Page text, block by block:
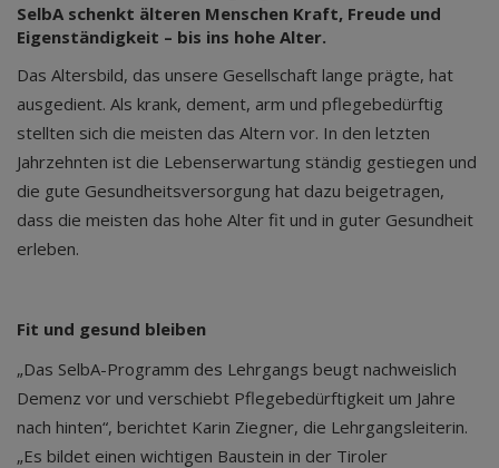
SelbA schenkt älteren Menschen Kraft, Freude und
Eigenständigkeit – bis ins hohe Alter.
Das Altersbild, das unsere Gesellschaft lange prägte, hat
ausgedient. Als krank, dement, arm und pflegebedürftig
stellten sich die meisten das Altern vor. In den letzten
Jahrzehnten ist die Lebenserwartung ständig gestiegen und
die gute Gesundheitsversorgung hat dazu beigetragen,
dass die meisten das hohe Alter fit und in guter Gesundheit
erleben.
Fit und gesund bleiben
„Das SelbA-Programm des Lehrgangs beugt nachweislich
Demenz vor und verschiebt Pflegebedürftigkeit um Jahre
nach hinten“, berichtet Karin Ziegner, die Lehrgangsleiterin.
„Es bildet einen wichtigen Baustein in der Tiroler